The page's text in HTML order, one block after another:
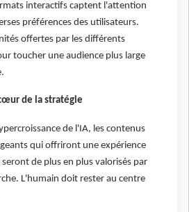
interactifs captent l'attention
préférences des utilisateurs.
offertes par les différents
toucher une audience plus large
de la stratégie
de l'IA, les contenus
qui offriront une expérience
de plus en plus valorisés par
L'humain doit rester au centre